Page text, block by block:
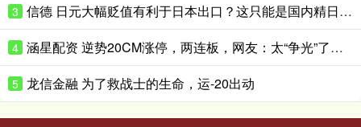
3 信德 日元大幅贬值有利于日本出口？这只能是国内精日群体的幻想
4 涵星配资 逆势20CM涨停，两连板，网友：太“争光”了……
5 龙信金融 为了救战士的生命，运-20出动